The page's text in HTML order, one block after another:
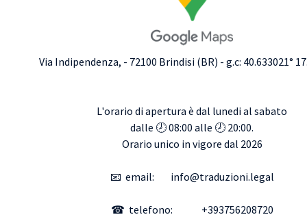
Via Indipendenza, - 72100 Brindisi (BR) - g.c: 40.633021°
L'orario di apertura è dal lunedi al sabato
dalle 🕗08:00 alle 🕗 20:00.
Orario unico in vigore dal 2026
📧 email: info@traduzioni.legal
☎ telefono: +393756208720